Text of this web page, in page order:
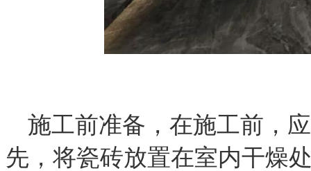
施工前准备， 在施工前，
先，将瓷砖放置在室内干燥